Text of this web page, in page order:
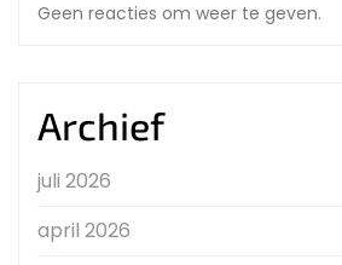
Geen reacties om weer te geven.
Archief
juli 2026
april 2026